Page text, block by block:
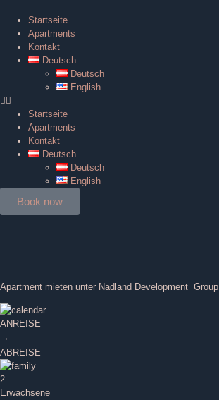
Startseite
Apartments
Kontakt
Deutsch
Deutsch
English
Startseite
Apartments
Kontakt
Deutsch
Deutsch
English
Book now
Apartment mieten unter Nadland Development Group
ANREISE
→
ABREISE
2
Erwachsene